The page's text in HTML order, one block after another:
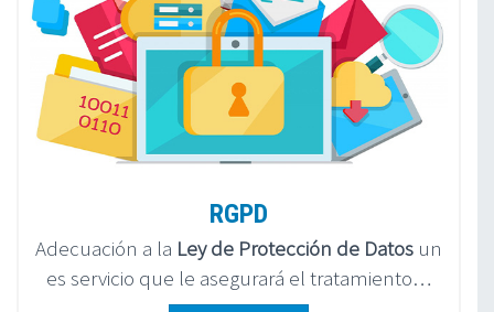
RGPD
Adecuación a la Ley de Protección de Datos un
es servicio que le asegurará el tratamiento…